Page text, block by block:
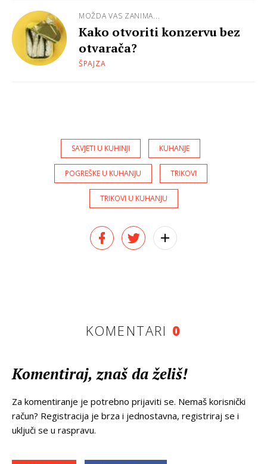
MOŽDA VAS ZANIMA...
Kako otvoriti konzervu bez
otvarača?
ŠPAJZA
SAVJETI U KUHINJI KUHANJE
POGREŠKE U KUHANJU TRIKOVI
TRIKOVI U KUHANJU
KOMENTARI 0
Komentiraj, znaš da želiš!
Za komentiranje je potrebno prijaviti se. Nemaš korisnički
račun? Registracija je brza i jednostavna, registriraj se i
uključi se u raspravu.